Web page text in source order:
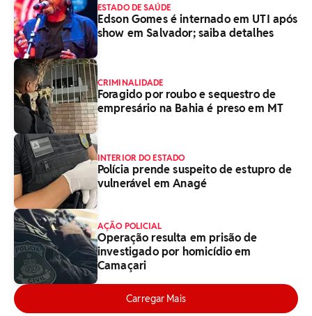
ESTADO DE SAÚDE
Edson Gomes é internado em UTI após
show em Salvador; saiba detalhes
CRIMINALIDADE
Foragido por roubo e sequestro de
empresário na Bahia é preso em MT
INTERIOR DO ESTADO
Polícia prende suspeito de estupro de
vulnerável em Anagé
AÇÃO POLICIAL
Operação resulta em prisão de
investigado por homicídio em
Camaçari
Carregar Mais